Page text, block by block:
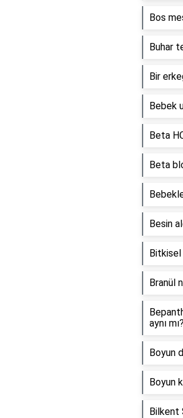
Bos
Buhar
Bir
Bebek
Beta
Beta
Besin
Bitkisel
Branül
aynı mı?
Boyun
Boyun
Bilkent